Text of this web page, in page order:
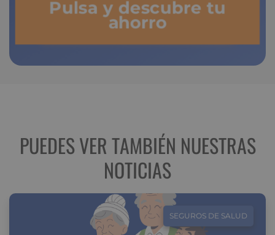
Pulsa y descubre tu
ahorro
PUEDES VER TAMBIÉN NUESTRAS
NOTICIAS
SEGUROS DE SALUD